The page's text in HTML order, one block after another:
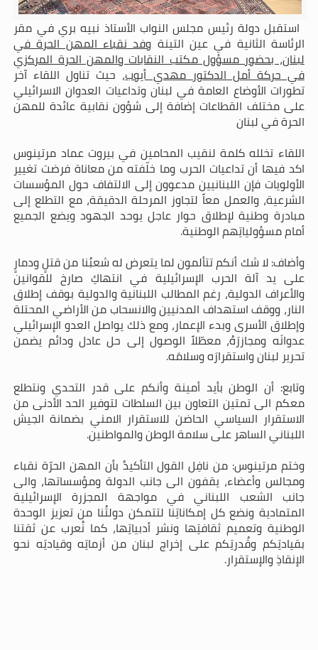
استقبل دولة رئيس مجلس النواب الأستاذ نبيه بري في مقر
الرئاسة الثانية في عين التينة وفد نقباء المهن الحرة في
لبنان، بحضور مسؤول مكتب النقابات والمهن الحرة المركزي
في حركة أمل الدكتور مهدي أيوب، حيث تناول اللقاء آخر
تطورات الأوضاع العامة في لبنان وتداعيات العدوان الاسرائيلي
على مختلف القطاعات إضافة إلى شؤون نقابية عائدة للمهن
الحرة في لبنان
اللقاء تخلله كلمة لنقيب المحامين في بيروت عماد مرتينوس
اكد فيها أن تداعيات الحرب وما خلّفته من معاناة فرضت تغيير
الأولويات فإن اللبنانيين مدعوون إلى الالتفاف حول المؤسسات
الشرعية، والعمل معاً لتجاوز المرحلة الدقيقة، مع التطلع إلى
مبادرة وطنية لإطلاق حوار عاجل يوحد الجهود ويضع الجميع
أمام مسؤولياتِهم الوطنية.
وأضاف: لا شك أنكم تتألمون لما يتعرض له شعبُنا من قتلٍ ودمارٍ
على يد آلة الحرب الإسرائيلية في انتهاكِ صارخ للقوانين
والأعراف الدولية، رغم المطالب اللبنانية والدولية بوقف إطلاق
النار، ووقف استهداف المدنيين والانسحاب من الأراضي المحتلة
وإطلاق الأسرى وبدء الإعمار، ومع ذلك يواصل العدو الإسرائيلي
عدوانَه ومجازرَهُ، معطّلاً الوصول إلى حل عادل ودائم يضمن
تحرير لبنان واستقرارَه وسلامَه.
وتابع: أن الوطن بأيد أمينة وأنكم على قدر التحدي ونتطلع
معكم الى تمتين التعاون بين السلطات لتوفير الحد الأدنى من
الاستقرار السياسي الحاضن للاستقرار الامني بضمانة الجيش
اللبناني الساهر على سلامة الوطن والمواطنين.
وختم مرتينوس: من نافِل القول التأكيدُ بأن المهن الحرّة نقباء
ومجالس وأعضاء، يقفون الى جانب الدولة ومؤسساتها، والى
جانب الشعب اللبناني في مواجهة المجزرة الإسرائيلية
المتمادية ونضع كل إمكاناتِنا لتتمكن دولتُنا من تعزيز الوحدة
الوطنية وتعميم ثقافتِها ونشر أدبياتِها، كما نُعرب عن ثقتنا
بقيادتِكم وقُدرتِكم على إخراج لبنان من أزماتِه وقيادتِه نحو
الإنقاذِ والإستقرار.